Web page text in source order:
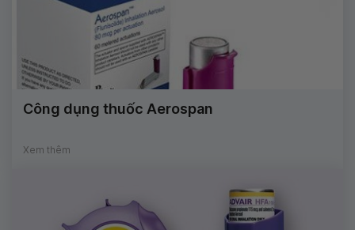
Công dụng thuốc Aerospan
Xem thêm